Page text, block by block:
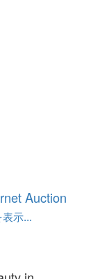
Auction
示...